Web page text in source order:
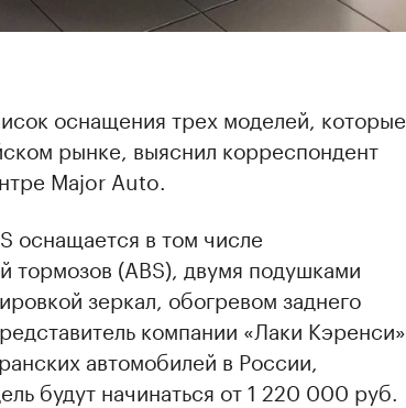
оснащения трех моделей, которые
рынке, выяснил корреспондент
Major Auto.
оснащается в том числе
тормозов (ABS), двумя подушками
зеркал, обогревом заднего
компании «Лаки Кэренси»,
автомобилей в России,
будут начинаться от 1 220 000 руб.